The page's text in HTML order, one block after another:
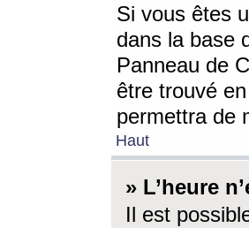
Si vous êtes
dans la base
Panneau de
être trouvé
permettra de
Haut
» L’heure
Il est